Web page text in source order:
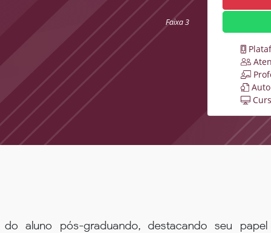
Faixa 3
aluno pós-graduando, destacando seu papel